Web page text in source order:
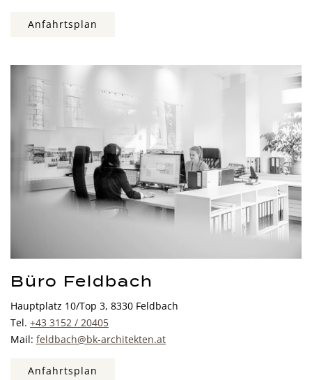
Anfahrtsplan
Büro Feldbach
Hauptplatz 10/Top 3, 8330 Feldbach
Tel. +43 3152 / 20405
Mail: feldbach@bk-architekten.at
Anfahrtsplan